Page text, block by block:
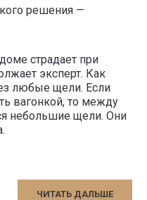
решения —
страдает при
эксперт. Как
любые щели. Если
вагонкой, то между
небольшие щели. Они
ЧИТАТЬ ДАЛЬШЕ